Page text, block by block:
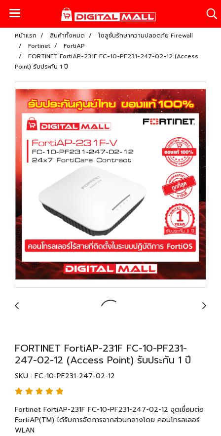
หน้าแรก สินค้าทั้งหมด
โซลูชั่นรักษาความปลอดภัย Firewall
Fortinet
FortiAP
FORTINET FortiAP-231F FC-10-PF231-247-02-12 (Access
Point) รับประกัน 1 ปี
FORTINET FortiAP-231F FC-10-PF231-
247-02-12 (Access Point) รับประกัน 1 ปี
SKU : FC-10-PF231-247-02-12
Fortinet FortiAP-231F FC-10-PF231-247-02-12 จุดเชื่อมต่อ
FortiAP(TM) ได้รับการจัดการจากส่วนกลางโดย คอนโทรลเลอร์
WLAN